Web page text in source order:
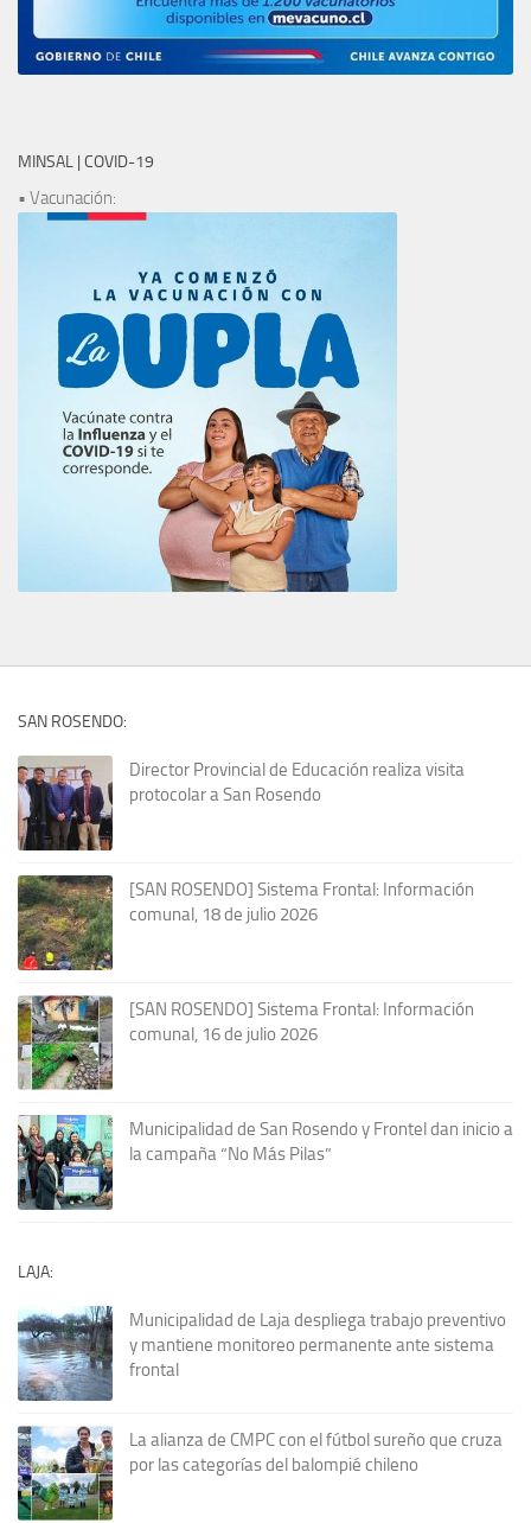
MINSAL | COVID-19
• Vacunación:
SAN ROSENDO:
Director Provincial de Educación realiza visita
protocolar a San Rosendo
[SAN ROSENDO] Sistema Frontal: Información
comunal, 18 de julio 2026
[SAN ROSENDO] Sistema Frontal: Información
comunal, 16 de julio 2026
Municipalidad de San Rosendo y Frontel dan inicio a
la campaña “No Más Pilas”
LAJA:
Municipalidad de Laja despliega trabajo preventivo
y mantiene monitoreo permanente ante sistema
frontal
La alianza de CMPC con el fútbol sureño que cruza
por las categorías del balompié chileno